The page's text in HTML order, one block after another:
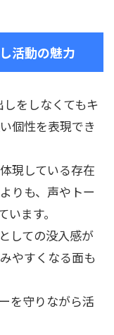
活動の魅力
をしなくてもキ
個性を表現でき
現している存在
りも、声やトー
ます。
しての没入感が
やすくなる面も
を守りながら活